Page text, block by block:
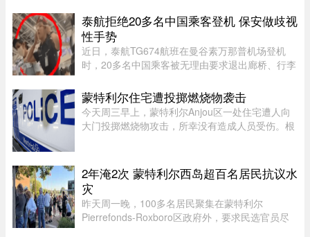
染源，并通知可能接触病毒 ...
泰航拒绝20多名中国乘客登机 保安做歧视
性手势
近日，泰航TG674航班在曼谷素万那普机场登机
时，20多名中国乘客被无理由要求退出廊桥、行李
常起飞，现场还发生了安保人员做出歧视性“拉眼
角”手势的争议。截至目前， ...
蒙特利尔住宅遭投掷燃烧物袭击
今天周三早上，蒙特利尔Anjou区一处住宅遭人向
大门投掷燃烧物攻击，所幸没有造成人员受伤。根
Bellefontaine、靠近avenue de ...
2年淹2次 蒙特利尔西岛超百名居民抗议水
灾
昨天周一晚，100多名居民聚集在蒙特利尔
Pierrefonds-Roxboro区政府外，要求民选官员尽